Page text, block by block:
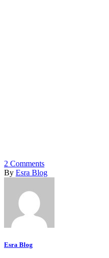
2 Comments
By Esra Blog
Esra Blog